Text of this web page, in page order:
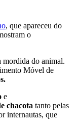
, que apareceu do
o
mordida do animal.
Móvel de
e
chacota tanto pelas
internautas, que